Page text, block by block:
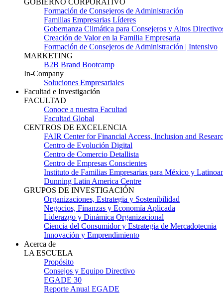
GOBIERNO CORPORATIVO
Formación de Consejeros de Administración
Familias Empresarias Líderes
Gobernanza Climática para Consejeros y Altos
Creación de Valor en la Familia Empresaria
Formación de Consejeros de Administración | Intensivo
MARKETING
B2B Brand Bootcamp
In-Company
Soluciones Empresariales
Facultad e Investigación
FACULTAD
Conoce a nuestra Facultad
Facultad Global
CENTROS DE EXCELENCIA
FAIR Center for Financial Access, Inclusion and
Centro de Evolución Digital
Centro de Comercio Detallista
Centro de Empresas Conscientes
Instituto de Familias Empresarias para México y
Dunning Latin America Centre
GRUPOS DE INVESTIGACIÓN
Organizaciones, Estrategia y Sostenibilidad
Negocios, Finanzas y Economía Aplicada
Liderazgo y Dinámica Organizacional
Ciencia del Consumidor y Estrategia de Mercadotecnia
Innovación y Emprendimiento
Acerca de
LA ESCUELA
Propósito
Consejos y Equipo Directivo
EGADE 30
Reporte Anual EGADE